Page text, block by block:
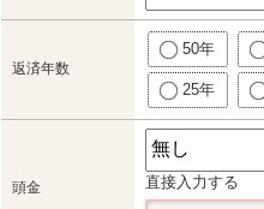
返済年数
50年
25年
頭金 直接入力する